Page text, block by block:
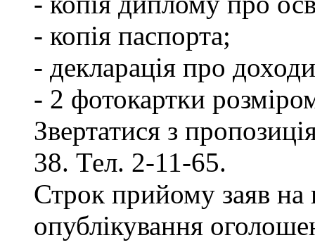
- копія паспорта;
- декларація про
- 2 фотокартки
Звертатися з
38. Тел. 2-11-65.
Строк прийому заяв на
опублікування